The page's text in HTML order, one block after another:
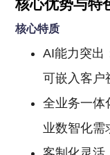
核心优势与特
核心特质
AI能力突出
可嵌入客户
全业务一体
业数智化需